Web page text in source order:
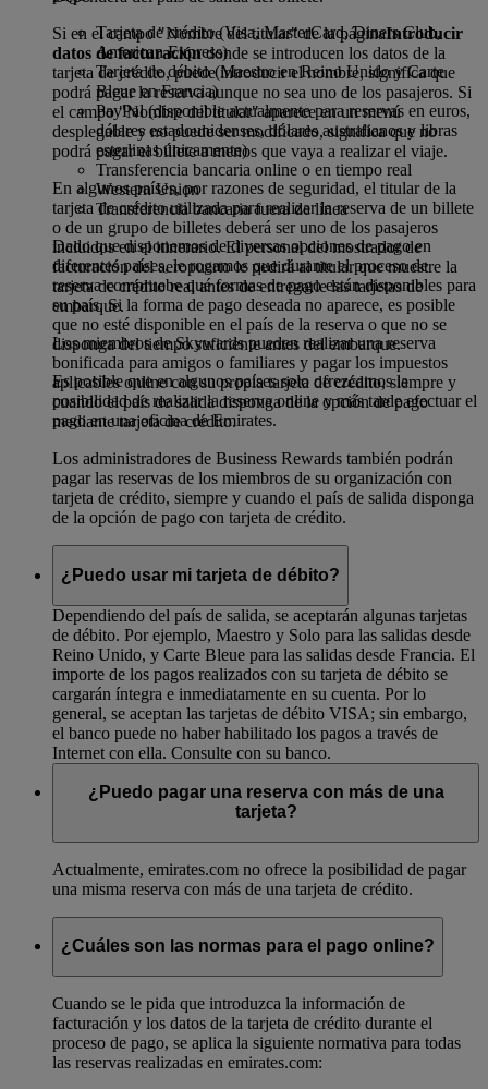
Tarjeta de crédito (Visa, MasterCard, Diners Club,
American Express)
Tarjeta de débito (Maestro en Reino Unido y Carte
Bleue en Francia)
PayPal (disponible actualmente para reservas en euros,
dólares estadounidenses, dólares australianos y libras
esterlinas únicamente)
Transferencia bancaria online o en tiempo real
Western Union
Transferencia bancaria fuera de línea
Dado que disponemos de diversas opciones de pago en
diferentes países, le rogamos que durante el proceso de
reserva compruebe qué formas de pago están disponibles para
su país. Si la forma de pago deseada no aparece, es posible
que no esté disponible en el país de la reserva o que no se
disponga del tiempo suficiente antes del embarque.
Es posible que en algunos países solo ofrezcamos la
posibilidad de realizar la reserva online y más tarde efectuar el
pago en una oficina de Emirates.
Si en el campo "Nombre del titular" de la páginaIntroducir
datos de facturacióndonde se introducen los datos de la
tarjeta de crédito, puede introducir el nombre, significa que
podrá pagar la reserva aunque no sea uno de los pasajeros. Si
el campo "Nombre del titular" aparece en un menú
desplegable y no puede ser modificado, significa que no
podrá pagar el billete a menos que vaya a realizar el viaje.
En algunos países, por razones de seguridad, el titular de la
tarjeta de crédito utilizada para realizar la reserva de un billete
o de un grupo de billetes deberá ser uno de los pasajeros
incluidos en el itinerario. El personal del mostrador de
facturación del aeropuerto le pedirá al titular que muestre la
tarjeta de crédito real antes de entregarle las tarjetas de
embarque.
Los miembros de Skywards pueden realizar una reserva
bonificada para amigos o familiares y pagar los impuestos
aplicables online con su propia tarjeta de crédito, siempre y
cuando el país de salida disponga de la opción de pago
mediante tarjeta de crédito.
Los administradores de Business Rewards también podrán
pagar las reservas de los miembros de su organización con
tarjeta de crédito, siempre y cuando el país de salida disponga
de la opción de pago con tarjeta de crédito.
¿Puedo usar mi tarjeta de débito?
Dependiendo del país de salida, se aceptarán algunas tarjetas
de débito. Por ejemplo, Maestro y Solo para las salidas desde
Reino Unido, y Carte Bleue para las salidas desde Francia. El
importe de los pagos realizados con su tarjeta de débito se
cargarán íntegra e inmediatamente en su cuenta. Por lo
general, se aceptan las tarjetas de débito VISA; sin embargo,
el banco puede no haber habilitado los pagos a través de
Internet con ella. Consulte con su banco.
¿Puedo pagar una reserva con más de una
tarjeta?
Actualmente, emirates.com no ofrece la posibilidad de pagar
una misma reserva con más de una tarjeta de crédito.
¿Cuáles son las normas para el pago online?
Cuando se le pida que introduzca la información de
facturación y los datos de la tarjeta de crédito durante el
proceso de pago, se aplica la siguiente normativa para todas
las reservas realizadas en emirates.com: